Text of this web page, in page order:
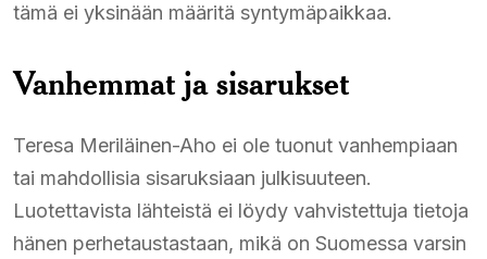
tämä ei yksinään määritä syntymäpaikkaa.
Vanhemmat ja sisarukset
Teresa Meriläinen-Aho ei ole tuonut vanhempiaan
tai mahdollisia sisaruksiaan julkisuuteen.
Luotettavista lähteistä ei löydy vahvistettuja tietoja
hänen perhetaustastaan, mikä on Suomessa varsin